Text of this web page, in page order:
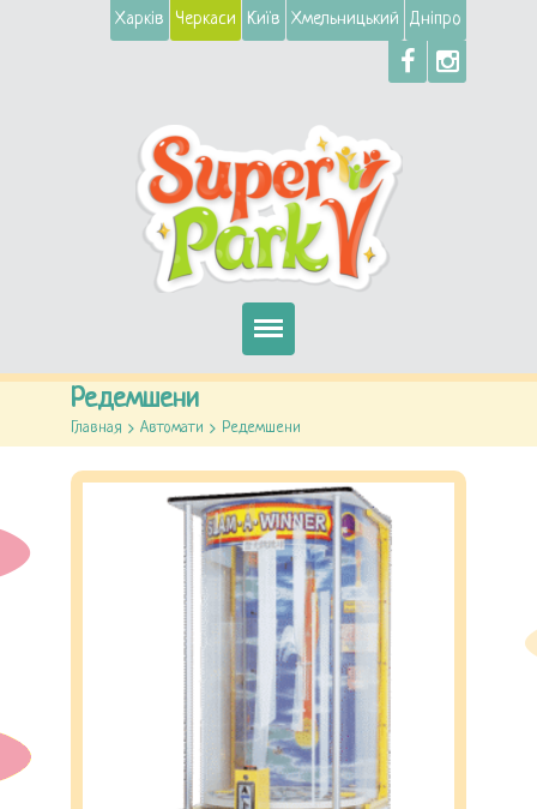
Дніпро
Хмельницький
Київ
Черкаси
Харків
Головна
Автомати
Атракціони
Галерея
Контакти
Редемшени
Главная > Автомати > Редемшени